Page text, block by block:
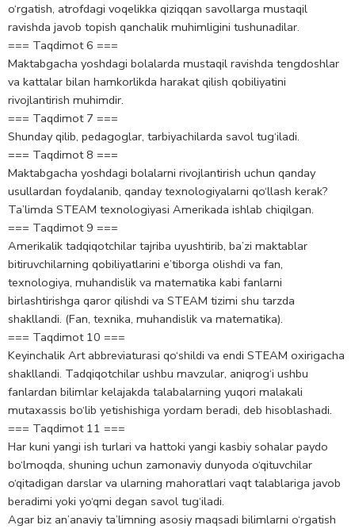
o‘rgatish, atrofdagi voqelikka qiziqqan savollarga mustaqil
ravishda javob topish qanchalik muhimligini tushunadilar.
=== Taqdimot 6 ===
Maktabgacha yoshdagi bolalarda mustaqil ravishda tengdoshlar
va kattalar bilan hamkorlikda harakat qilish qobiliyatini
rivojlantirish muhimdir.
=== Taqdimot 7 ===
Shunday qilib, pedagoglar, tarbiyachilarda savol tug‘iladi.
=== Taqdimot 8 ===
Maktabgacha yoshdagi bolalarni rivojlantirish uchun qanday
usullardan foydalanib, qanday texnologiyalarni qo‘llash kerak?
Ta’limda STEAM texnologiyasi Amerikada ishlab chiqilgan.
=== Taqdimot 9 ===
Amerikalik tadqiqotchilar tajriba uyushtirib, ba’zi maktablar
bitiruvchilarning qobiliyatlarini e’tiborga olishdi va fan,
texnologiya, muhandislik va matematika kabi fanlarni
birlashtirishga qaror qilishdi va STEAM tizimi shu tarzda
shakllandi. (Fan, texnika, muhandislik va matematika).
=== Taqdimot 10 ===
Keyinchalik Art abbreviaturasi qo‘shildi va endi STEAM oxirigacha
shakllandi. Tadqiqotchilar ushbu mavzular, aniqrog‘i ushbu
fanlardan bilimlar kelajakda talabalarning yuqori malakali
mutaxassis bo‘lib yetishishiga yordam beradi, deb hisoblashadi.
=== Taqdimot 11 ===
Har kuni yangi ish turlari va hattoki yangi kasbiy sohalar paydo
bo‘lmoqda, shuning uchun zamonaviy dunyoda o‘qituvchilar
o‘qitadigan darslar va ularning mahoratlari vaqt talablariga javob
beradimi yoki yo‘qmi degan savol tug‘iladi.
Agar biz an’anaviy ta’limning asosiy maqsadi bilimlarni o‘rgatish